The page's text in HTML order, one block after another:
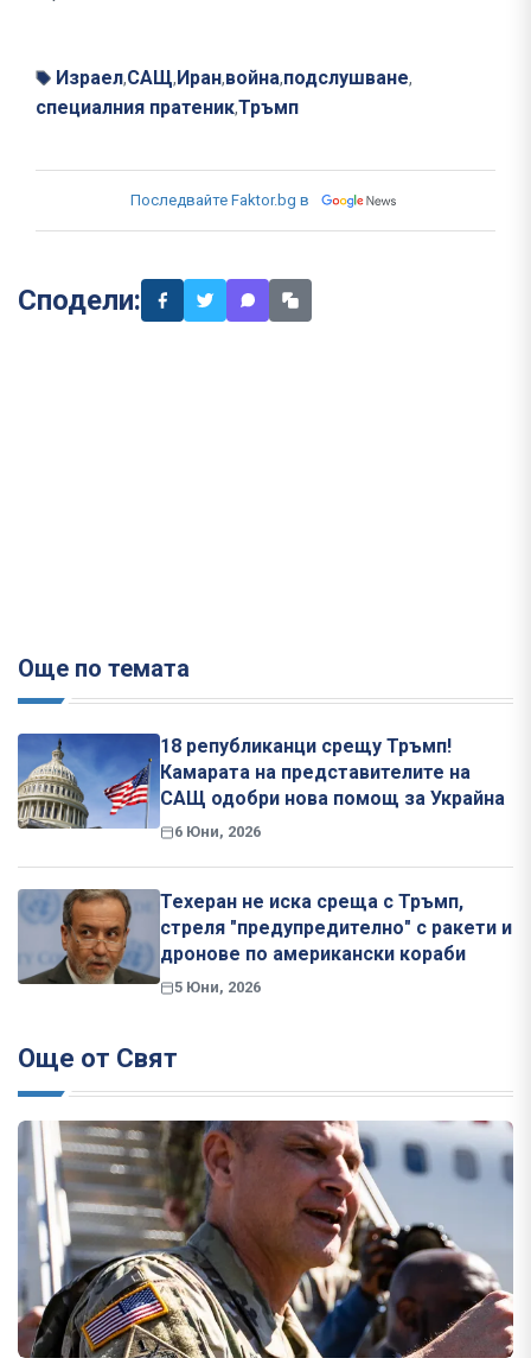
Израел,САЩ, Иран,война,подслушване,
специалния пратеник,Тръмп
Последвайте Faktor.bg в
Сподели:
Още по темата
18 републиканци срещу Тръмп!
Камарата на представителите на
САЩ одобри нова помощ за Украйна
6 Юни, 2026
Техеран не иска среща с Тръмп,
стреля "предупредително" с ракети и
дронове по американски кораби
5 Юни, 2026
Още от Свят